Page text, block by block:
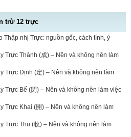
trừ 12 trực
Thập nhị Trực: nguồn gốc, cách tính, ý
Trực Thành (成) – Nên và không nên làm
Trực Định (定) – Nên và không nên làm
Trực Bế (閉) – Nên và không nên làm việc
Trực Khai (開) – Nên và không nên làm
Trực Thu (收) – Nên và không nên làm